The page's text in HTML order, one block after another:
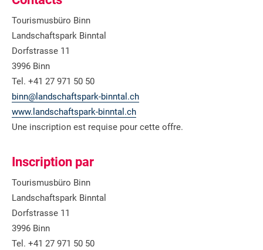
Tourismusbüro Binn
Landschaftspark Binntal
Dorfstrasse 11
3996 Binn
Tel. +41 27 971 50 50
binn@landschaftspark-binntal.ch
www.landschaftspark-binntal.ch
Une inscription est requise pour cette offre.
Inscription par
Tourismusbüro Binn
Landschaftspark Binntal
Dorfstrasse 11
3996 Binn
Tel. +41 27 971 50 50